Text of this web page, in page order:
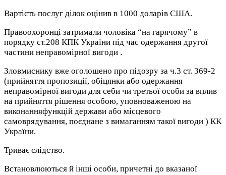
Вартість послуг ділок оцінив в 1000 доларів США.
Правоохоронці затримали чоловіка “на гарячому” в
порядку ст.208 КПК України під час одержання другої
частини неправомірної вигоди .
Зловмиснику вже оголошено про підозру за ч.3 ст. 369-2
(прийняття пропозиції, обіцянки або одержання
неправомірної вигоди для себи чи третьої особи за вплив
на прийняття рішення особою, уповноваженою на
виконанняфункцій держави або місцевого
самоврядування, поєднане з вимаганням такої вигоди ) КК
України.
Триває слідство.
Встановлюються й інші особи, причетні до вказаної